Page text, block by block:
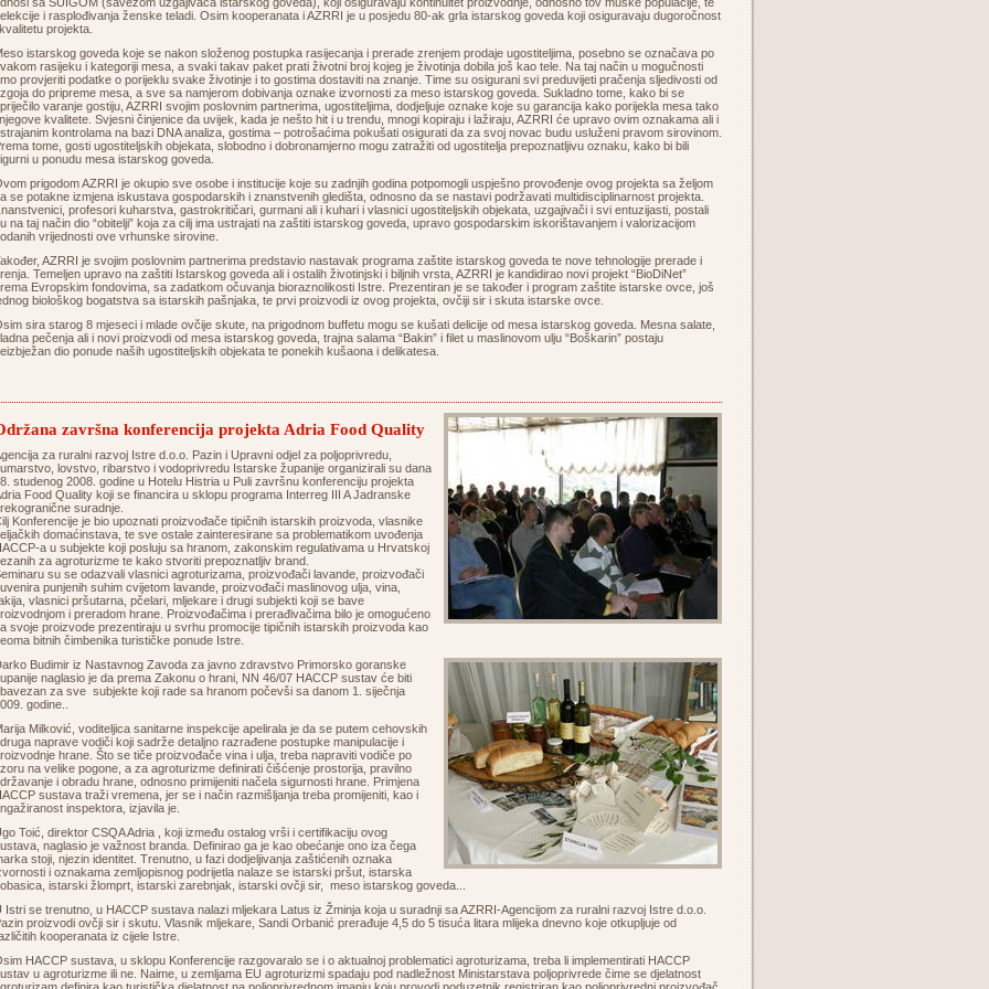
i rasplođivanja ženske teladi. Osim kooperanata i AZRRI je u posjedu 80-ak grla istarskog goveda koji osiguravaju dugoročnost
projekta.
istarskog goveda koje se nakon složenog postupka rasijecanja i prerade zrenjem prodaje ugostiteljima, posebno se označava po
rasijeku i kategoriji mesa, a svaki takav paket prati životni broj kojeg je životinja dobila još kao tele. Na taj način u mogučnosti
provjeriti podatke o porijeklu svake životinje i to gostima dostaviti na znanje. Time su osigurani svi preduvijeti pračenja sljedivosti od
do pripreme mesa, a sve sa namjerom dobivanja oznake izvornosti za meso istarskog goveda. Sukladno tome, kako bi se
varanje gostiju, AZRRI svojim poslovnim partnerima, ugostiteljima, dodjeljuje oznake koje su garancija kako porijekla mesa tako
kvalitete. Svjesni činjenice da uvijek, kada je nešto hit i u trendu, mnogi kopiraju i lažiraju, AZRRI će upravo ovim oznakama ali i
kontrolama na bazi DNA analiza, gostima – potrošaćima pokušati osigurati da za svoj novac budu usluženi pravom sirovinom.
tome, gosti ugostiteljskih objekata, slobodno i dobronamjerno mogu zatražiti od ugostitelja prepoznatljivu oznaku, kako bi bili
u ponudu mesa istarskog goveda.
prigodom AZRRI je okupio sve osobe i institucije koje su zadnjih godina potpomogli uspješno provođenje ovog projekta sa željom
se potakne izmjena iskustava gospodarskih i znanstvenih gledišta, odnosno da se nastavi podržavati multidisciplinarnost projekta.
profesori kuharstva, gastrokritičari, gurmani ali i kuhari i vlasnici ugostiteljskih objekata, uzgajivači i svi entuzijasti, postali
na taj način dio “obitelji” koja za cilj ima ustrajati na zaštiti istarskog goveda, upravo gospodarskim iskorištavanjem i valorizacijom
vrijednosti ove vrhunske sirovine.
AZRRI je svojim poslovnim partnerima predstavio nastavak programa zaštite istarskog goveda te nove tehnologije prerade i
Temeljen upravo na zaštiti Istarskog goveda ali i ostalih životinjski i biljnih vrsta, AZRRI je kandidirao novi projekt “BioDiNet”
Evropskim fondovima, sa zadatkom očuvanja bioraznolikosti Istre. Prezentiran je se također i program zaštite istarske ovce, još
biološkog bogatstva sa istarskih pašnjaka, te prvi proizvodi iz ovog projekta, ovčiji sir i skuta istarske ovce.
sira starog 8 mjeseci i mlade ovčije skute, na prigodnom buffetu mogu se kušati delicije od mesa istarskog goveda. Mesna salate,
pečenja ali i novi proizvodi od mesa istarskog goveda, trajna salama “Bakin” i filet u maslinovom ulju “Boškarin” postaju
dio ponude naših ugostiteljskih objekata te ponekih kušaona i delikatesa.
završna konferencija projekta Adria Food Quality
za ruralni razvoj Istre d.o.o. Pazin i Upravni odjel za poljoprivredu,
lovstvo, ribarstvo i vodoprivredu Istarske županije organizirali su dana
studenog 2008. godine u Hotelu Histria u Puli završnu konferenciju projekta
Food Quality koji se financira u sklopu programa Interreg III A Jadranske
suradnje.
Konferencije je bio upoznati proizvođače tipičnih istarskih proizvoda, vlasnike
domaćinstava, te sve ostale zainteresirane sa problematikom uvođenja
a u subjekte koji posluju sa hranom, zakonskim regulativama u Hrvatskoj
za agroturizme te kako stvoriti prepoznatljiv brand.
su se odazvali vlasnici agroturizama, proizvođači lavande, proizvođači
punjenih suhim cvijetom lavande, proizvođači maslinovog ulja, vina,
vlasnici pršutarna, pčelari, mljekare i drugi subjekti koji se bave
i preradom hrane. Proizvođačima i prerađivačima bilo je omogućeno
svoje proizvode prezentiraju u svrhu promocije tipičnih istarskih proizvoda kao
bitnih čimbenika turističke ponude Istre.
Budimir iz Nastavnog Zavoda za javno zdravstvo Primorsko goranske
naglasio je da prema Zakonu o hrani, NN 46/07 HACCP sustav će biti
za sve subjekte koji rade sa hranom počevši sa danom 1. siječnja
godine..
Milković, voditeljica sanitarne inspekcije apelirala je da se putem cehovskih
naprave vodiči koji sadrže detaljno razrađene postupke manipulacije i
hrane. Što se tiče proizvođače vina i ulja, treba napraviti vodiče po
na velike pogone, a za agroturizme definirati čišćenje prostorija, pravilno
i obradu hrane, odnosno primijeniti načela sigurnosti hrane. Primjena
sustava traži vremena, jer se i način razmišljanja treba promijeniti, kao i
inspektora, izjavila je.
Toić, direktor CSQA Adria , koji između ostalog vrši i certifikaciju ovog
naglasio je važnost branda. Definirao ga je kao obećanje ono iza čega
stoji, njezin identitet. Trenutno, u fazi dodjeljivanja zaštićenih oznaka
i oznakama zemljopisnog podrijetla nalaze se istarski pršut, istarska
istarski žlomprt, istarski zarebnjak, istarski ovčji sir, meso istarskog goveda...
Istri se trenutno, u HACCP sustava nalazi mljekara Latus iz Žminja koja u suradnji sa AZRRI-Agencijom za ruralni razvoj Istre d.o.o.
proizvodi ovčji sir i skutu. Vlasnik mljekare, Sandi Orbanić prerađuje 4,5 do 5 tisuća litara mlijeka dnevno koje otkupljuje od
kooperanata iz cijele Istre.
HACCP sustava, u sklopu Konferencije razgovaralo se i o aktualnoj problematici agroturizama, treba li implementirati HACCP
u agroturizme ili ne. Naime, u zemljama EU agroturizmi spadaju pod nadležnost Ministarstava poljoprivrede čime se djelatnost